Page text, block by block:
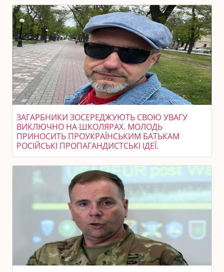
ЗАГАРБНИКИ ЗОСЕРЕДЖУЮТЬ СВОЮ УВАГУ
ВИКЛЮЧНО НА ШКОЛЯРАХ. МОЛОДЬ
ПРИНОСИТЬ ПРОУКРАЇНСЬКИМ БАТЬКАМ
РОСІЙСЬКІ ПРОПАГАНДИСТСЬКІ ІДЕЇ.